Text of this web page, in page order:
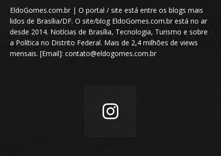
EldoGomes.com.br | O portal / site está entre os blogs mais
lidos de Brasília/DF. O site/blog EldoGomes.com.br está no ar
desde 2014. Notícias de Brasília, Tecnologia, Turismo e sobre
a Política no Distrito Federal. Mais de 2,4 milhões de views
mensais. [Email]: contato@eldogomes.com.br